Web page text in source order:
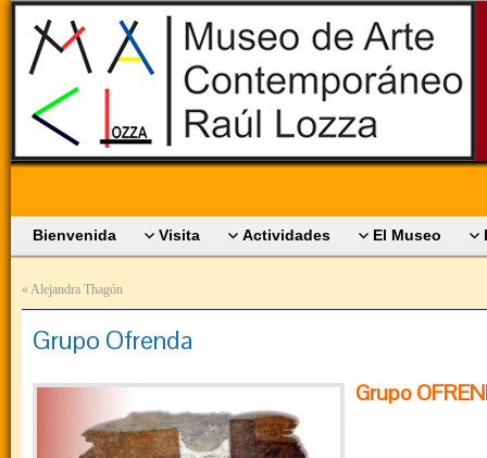
Bienvenida Visita Actividades El Museo
«Alejandra Thagón
Grupo Ofrenda
Grupo